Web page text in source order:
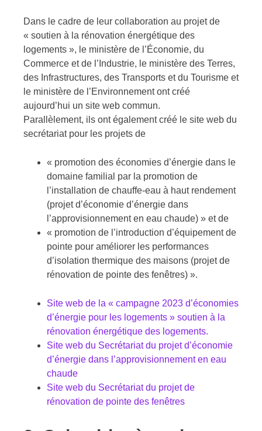
Dans le cadre de leur collaboration au projet de
« soutien à la rénovation énergétique des
logements », le ministère de l’Économie, du
Commerce et de l’Industrie, le ministère des Terres,
des Infrastructures, des Transports et du Tourisme et
le ministère de l’Environnement ont créé
aujourd’hui un site web commun.
Parallèlement, ils ont également créé le site web du
secrétariat pour les projets de
« promotion des économies d’énergie dans le
domaine familial par la promotion de
l’installation de chauffe-eau à haut rendement
(projet d’économie d’énergie dans
l’approvisionnement en eau chaude) » et de
« promotion de l’introduction d’équipement de
pointe pour améliorer les performances
d’isolation thermique des maisons (projet de
rénovation de pointe des fenêtres) ».
Site web de la « campagne 2023 d’économies
d’énergie pour les logements » soutien à la
rénovation énergétique des logements.
Site web du Secrétariat du projet d’économie
d’énergie dans l’approvisionnement en eau
chaude
Site web du Secrétariat du projet de
rénovation de pointe des fenêtres